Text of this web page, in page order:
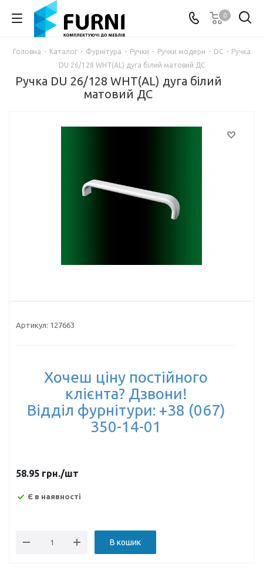
0
Головна - Каталог - Фурнітура - Ручки - Ручки модерн - DC - Ручка
DU 26/128 WHT(AL) дуга білий матовий ДС
Ручка DU 26/128 WHT(AL) дуга білий
матовий ДС
Артикул: 127663
Хочеш ціну постійного
клієнта? Дзвони!
Відділ фурнітури: +38 (067)
350-14-01
58.95 грн./шт
Є в наявності
В кошик